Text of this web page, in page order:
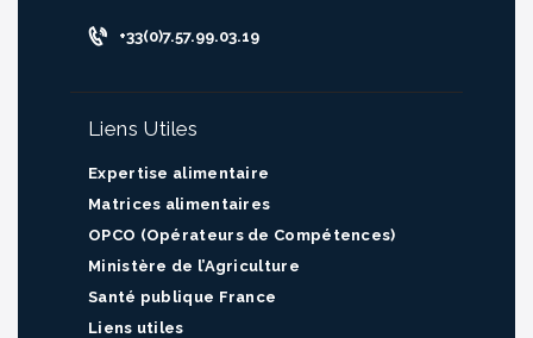
+33(0)7.57.99.03.19
Liens Utiles
Expertise alimentaire
Matrices alimentaires
OPCO (Opérateurs de Compétences)
Ministère de l’Agriculture
Santé publique France
Liens utiles